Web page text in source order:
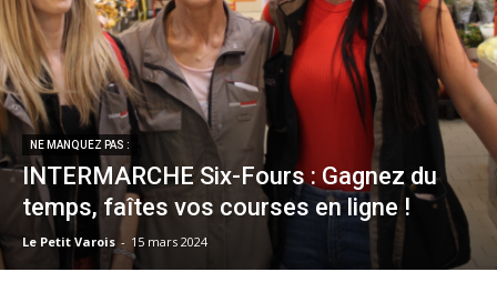
NE MANQUEZ PAS :
INTERMARCHE Six-Fours : Gagnez du
temps, faîtes vos courses en ligne !
Le Petit Varois - 15 mars 2024